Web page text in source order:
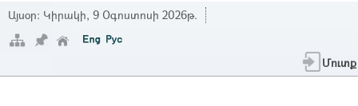
Այսօր: Կիրակի, 9 Օգոստոսի 2026թ.
Մուտք